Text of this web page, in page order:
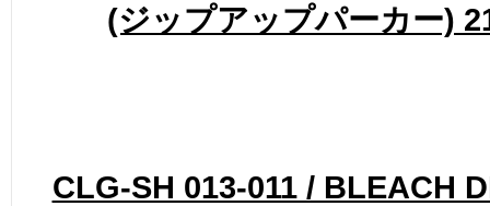
(ジップアップパーカー)
CLG-SH 013-011 / BLEACH